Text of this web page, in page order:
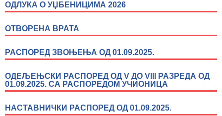
ОДЛУКА О УЏБЕНИЦИМА 2026
ОТВОРЕНА ВРАТА
РАСПОРЕД ЗВОЊЕЊА ОД 01.09.2025.
ОДЕЉЕЊСКИ РАСПОРЕД ОД V ДО VIII РАЗРЕДА ОД
01.09.2025. СА РАСПОРЕДОМ УЧИОНИЦА
НАСТАВНИЧКИ РАСПОРЕД ОД 01.09.2025.